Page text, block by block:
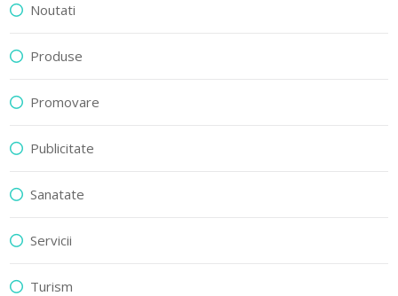
Noutati
Produse
Promovare
Publicitate
Sanatate
Servicii
Turism